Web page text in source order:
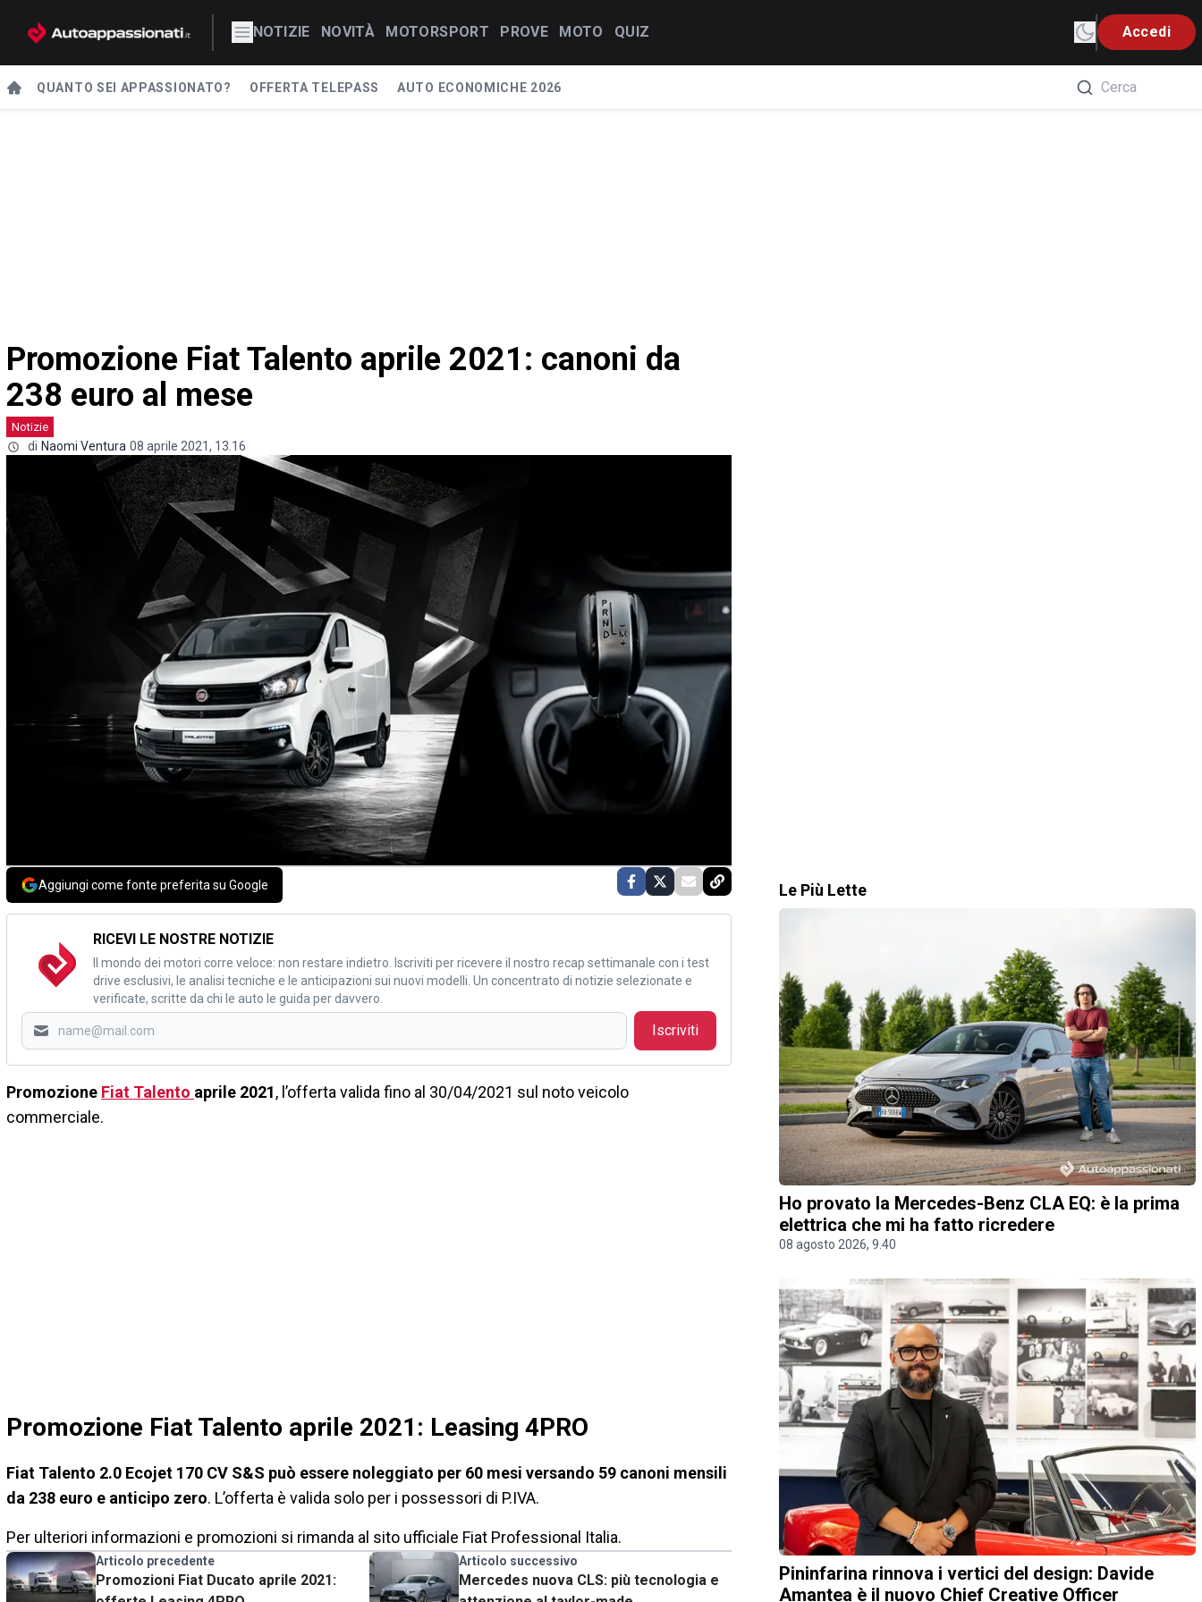
NOTIZIE NOVITÀ MOTORSPORT PROVE MOTO QUIZ Accedi
QUANTO SEI APPASSIONATO? OFFERTA TELEPASS AUTO ECONOMICHE 2026
Promozione Fiat Talento aprile 2021: canoni da
238 euro al mese
Notizie
di Naomi Ventura 08 aprile 2021, 13.16
Aggiungi come fonte preferita su Google
RICEVI LE NOSTRE NOTIZIE
Il mondo dei motori corre veloce: non restare indietro. Iscriviti per ricevere il nostro recap settimanale con i test
drive esclusivi, le analisi tecniche e le anticipazioni sui nuovi modelli. Un concentrato di notizie selezionate e
verificate, scritte da chi le auto le guida per davvero.
Iscriviti
Promozione Fiat Talento aprile 2021, l’offerta valida fino al 30/04/2021 sul noto veicolo
commerciale.
Promozione Fiat Talento aprile 2021: Leasing 4PRO
Fiat Talento 2.0 Ecojet 170 CV S&S può essere noleggiato per 60 mesi versando 59 canoni mensili
da 238 euro e anticipo zero. L’offerta è valida solo per i possessori di P.IVA.
Per ulteriori informazioni e promozioni si rimanda al sito ufficiale Fiat Professional Italia.
Articolo precedente
Promozioni Fiat Ducato aprile 2021:
Articolo successivo
Mercedes nuova CLS: più tecnologia e
Le Più Lette
Ho provato la Mercedes-Benz CLA EQ: è la prima
elettrica che mi ha fatto ricredere
08 agosto 2026, 9.40
Pininfarina rinnova i vertici del design: Davide
Amantea è il nuovo Chief Creative Officer